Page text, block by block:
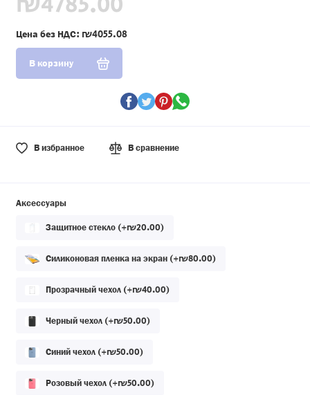
Цена без НДС: ₪4055.08
В корзину
В избранное В сравнение
Аксессуары
Защитное стекло (+₪20.00)
Силиконовая пленка на экран (+₪80.00)
Прозрачный чехол (+₪40.00)
Черный чехол (+₪50.00)
Синий чехол (+₪50.00)
Розовый чехол (+₪50.00)